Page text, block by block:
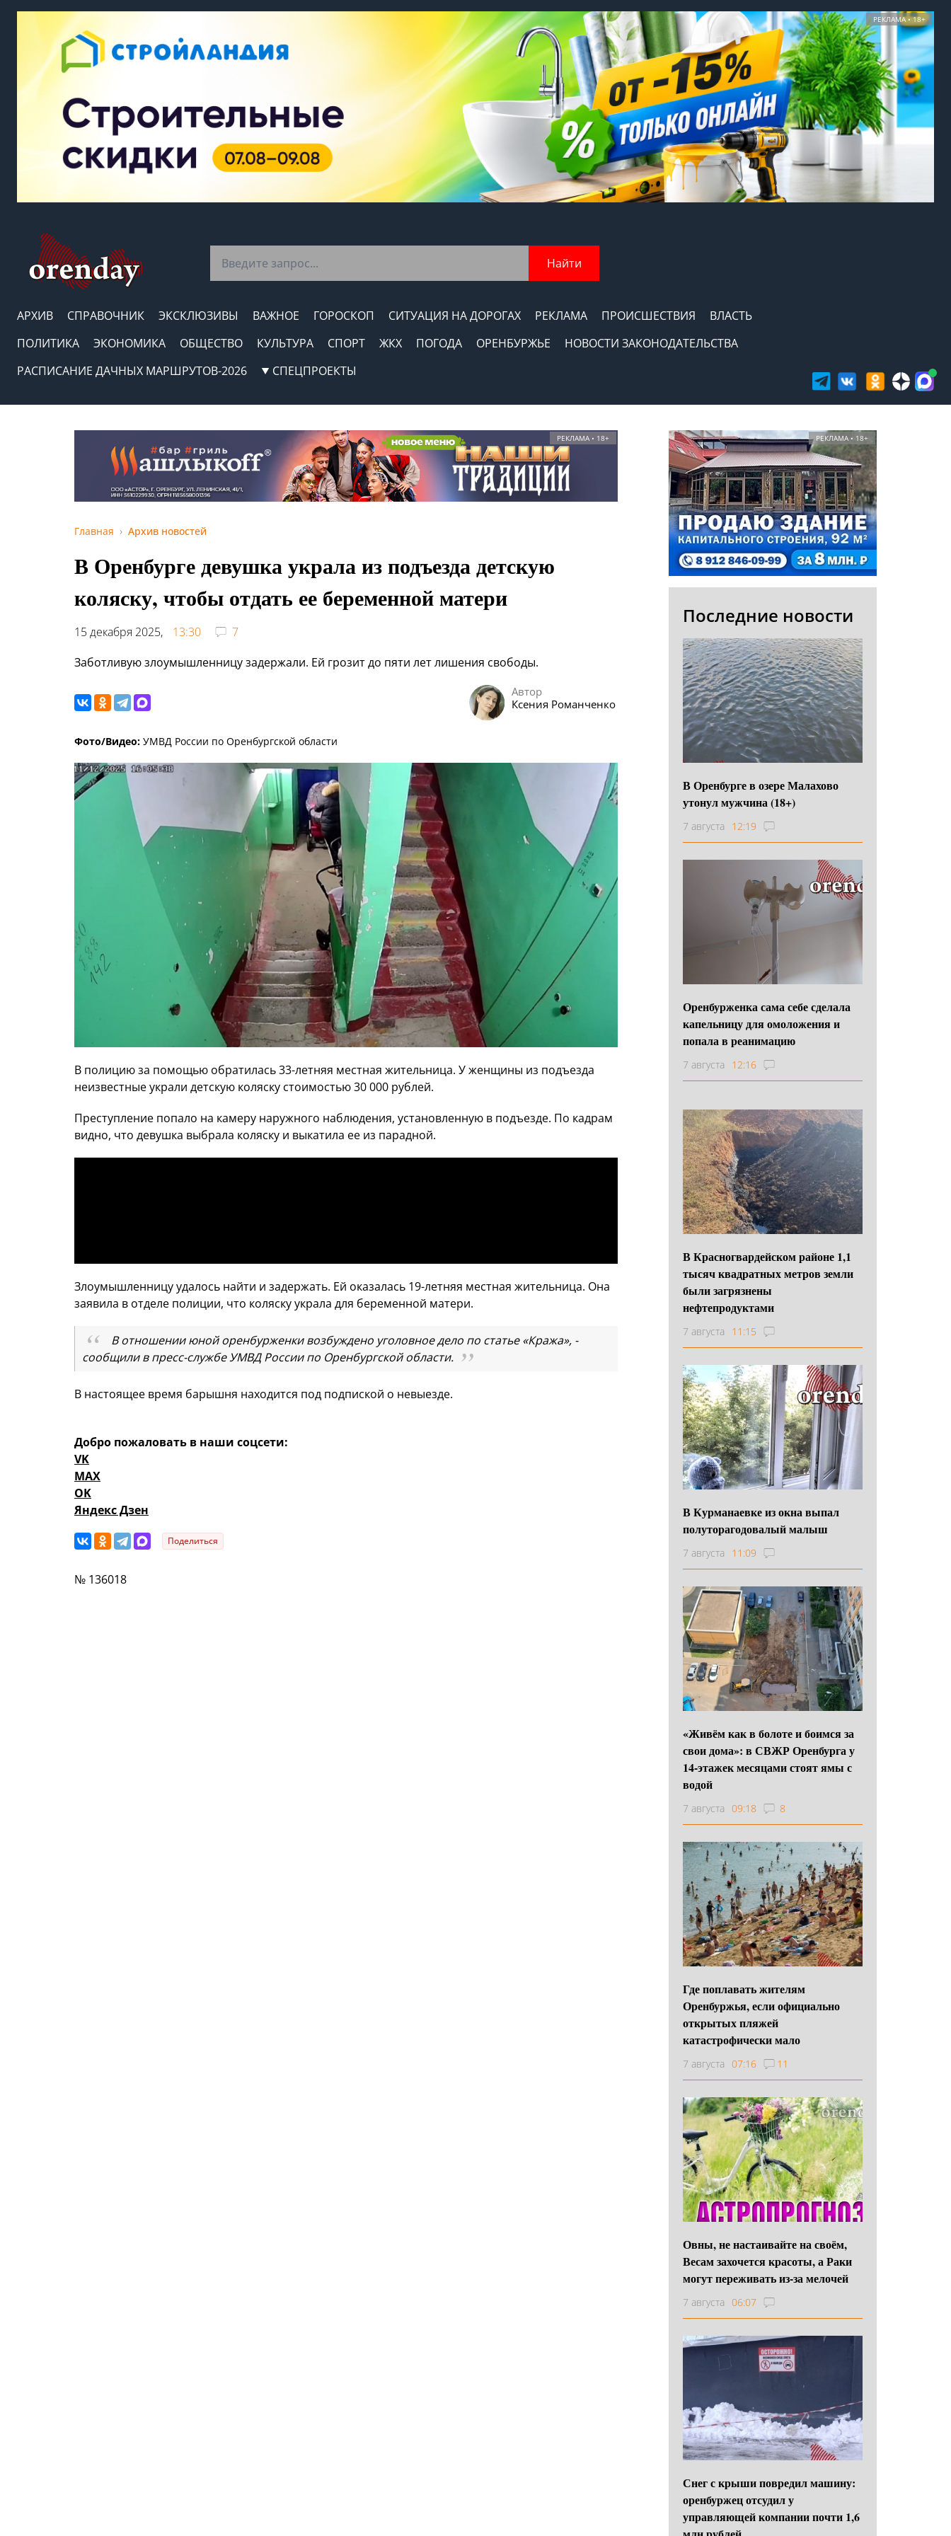
РЕКЛАМА • 18+
Найти
АРХИВ СПРАВОЧНИК ЭКСКЛЮЗИВЫ ВАЖНОЕ ГОРОСКОП СИТУАЦИЯ НА ДОРОГАХ РЕКЛАМА ПРОИСШЕСТВИЯ
ВЛАСТЬ
ПОЛИТИКА
ЭКОНОМИКА ОБЩЕСТВО КУЛЬТУРА СПОРТ ЖКХ ПОГОДА ОРЕНБУРЖЬЕ
НОВОСТИ ЗАКОНОДАТЕЛЬСТВА
РАСПИСАНИЕ ДАЧНЫХ МАРШРУТОВ-2026
СПЕЦПРОЕКТЫ
РЕКЛАМА • 18+
Главная Архив новостей
В Оренбурге девушка украла из подъезда детскую
коляску, чтобы отдать ее беременной матери
15 декабря 2025, 13:30
7
Заботливую злоумышленницу задержали. Ей грозит до пяти лет лишения свободы.
Автор
Ксения Романченко
Фото/Видео: УМВД России по Оренбургской области
В полицию за помощью обратилась 33-летняя местная жительница. У женщины из подъезда
неизвестные украли детскую коляску стоимостью 30 000 рублей.
Преступление попало на камеру наружного наблюдения, установленную в подъезде. По кадрам
видно, что девушка выбрала коляску и выкатила ее из парадной.
Злоумышленницу удалось найти и задержать. Ей оказалась 19-летняя местная жительница. Она
заявила в отделе полиции, что коляску украла для беременной матери.
В отношении юной оренбурженки возбуждено уголовное дело по статье «Кража», -
сообщили в пресс-службе УМВД России по Оренбургской области.
В настоящее время барышня находится под подпиской о невыезде.
Добро пожаловать в наши соцсети:
VK
MAX
OK
Яндекс Дзен
Поделиться
№ 136018
РЕКЛАМА • 18+
Последние новости
В Оренбурге в озере Малахово
утонул мужчина (18+)
7 августа 12:19
Оренбурженка сама себе сделала
капельницу для омоложения и
попала в реанимацию
7 августа 12:16
В Красногвардейском районе 1,1
тысяч квадратных метров земли
были загрязнены
нефтепродуктами
7 августа 11:15
В Курманаевке из окна выпал
полуторагодовалый малыш
7 августа 11:09
«Живём как в болоте и боимся за
свои дома»: в СВЖР Оренбурга у
14-этажек месяцами стоят ямы с
водой
7 августа 09:18 8
Где поплавать жителям
Оренбуржья, если официально
открытых пляжей
катастрофически мало
7 августа 07:16 11
Овны, не настаивайте на своём,
Весам захочется красоты, а Раки
могут переживать из-за мелочей
7 августа 06:07
Снег с крыши повредил машину:
оренбуржец отсудил у
управляющей компании почти 1,6